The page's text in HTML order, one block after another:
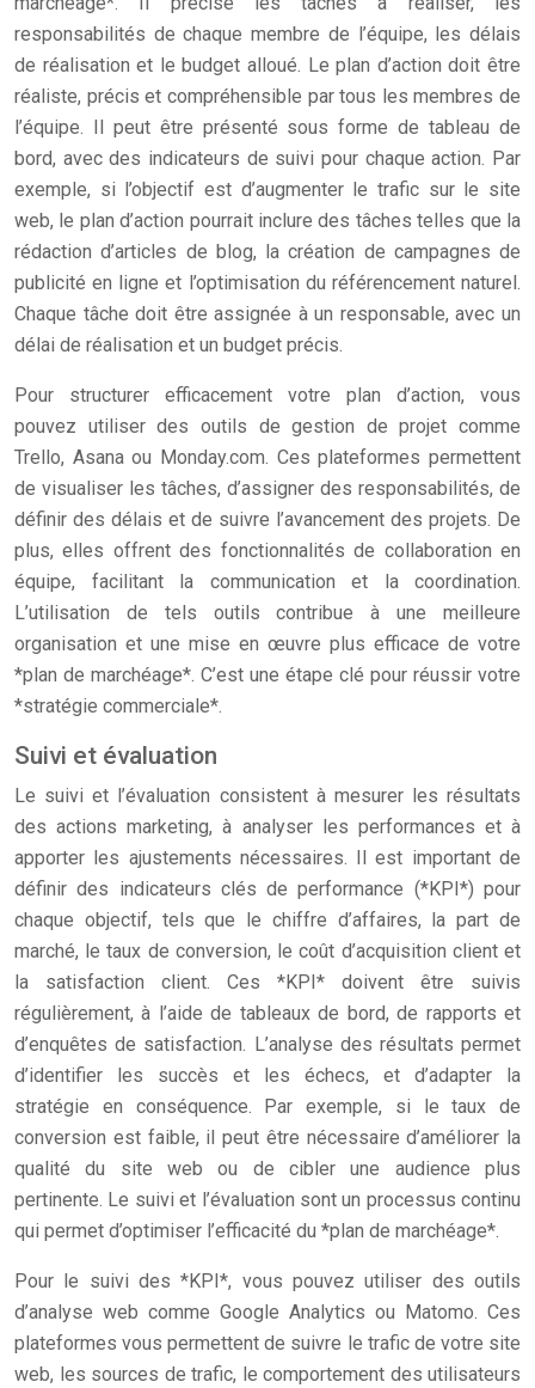
responsabilités de chaque membre de l’équipe, les délais
de réalisation et le budget alloué. Le plan d’action doit être
réaliste, précis et compréhensible par tous les membres de
l’équipe. Il peut être présenté sous forme de tableau de
bord, avec des indicateurs de suivi pour chaque action. Par
exemple, si l’objectif est d’augmenter le trafic sur le site
web, le plan d’action pourrait inclure des tâches telles que la
rédaction d’articles de blog, la création de campagnes de
publicité en ligne et l’optimisation du référencement naturel.
Chaque tâche doit être assignée à un responsable, avec un
délai de réalisation et un budget précis.
Pour structurer efficacement votre plan d’action, vous
pouvez utiliser des outils de gestion de projet comme
Trello, Asana ou Monday.com. Ces plateformes permettent
de visualiser les tâches, d’assigner des responsabilités, de
définir des délais et de suivre l’avancement des projets. De
plus, elles offrent des fonctionnalités de collaboration en
équipe, facilitant la communication et la coordination.
L’utilisation de tels outils contribue à une meilleure
organisation et une mise en œuvre plus efficace de votre
*plan de marchéage*. C’est une étape clé pour réussir votre
*stratégie commerciale*.
Suivi et évaluation
Le suivi et l’évaluation consistent à mesurer les résultats
des actions marketing, à analyser les performances et à
apporter les ajustements nécessaires. Il est important de
définir des indicateurs clés de performance (*KPI*) pour
chaque objectif, tels que le chiffre d’affaires, la part de
marché, le taux de conversion, le coût d’acquisition client et
la satisfaction client. Ces *KPI* doivent être suivis
régulièrement, à l’aide de tableaux de bord, de rapports et
d’enquêtes de satisfaction. L’analyse des résultats permet
d’identifier les succès et les échecs, et d’adapter la
stratégie en conséquence. Par exemple, si le taux de
conversion est faible, il peut être nécessaire d’améliorer la
qualité du site web ou de cibler une audience plus
pertinente. Le suivi et l’évaluation sont un processus continu
qui permet d’optimiser l’efficacité du *plan de marchéage*.
Pour le suivi des *KPI*, vous pouvez utiliser des outils
d’analyse web comme Google Analytics ou Matomo. Ces
plateformes vous permettent de suivre le trafic de votre site
web, les sources de trafic, le comportement des utilisateurs